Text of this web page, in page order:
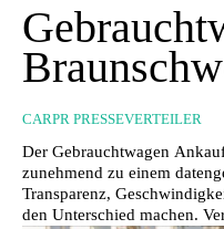
CARPR PRESSEVERTEILER
Der Gebrauchtwagen
zunehmend zu einem
Transparenz,
den Unterschied machen.